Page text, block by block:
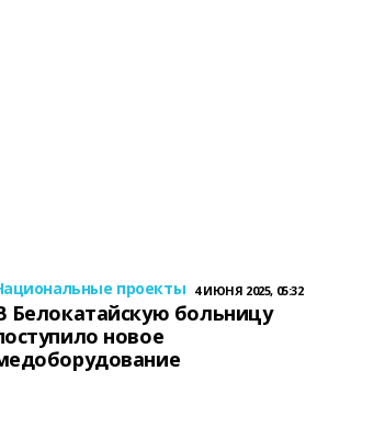
проекты 4 ИЮНЯ 2025, 05:32
Белокатайскую больницу
новое